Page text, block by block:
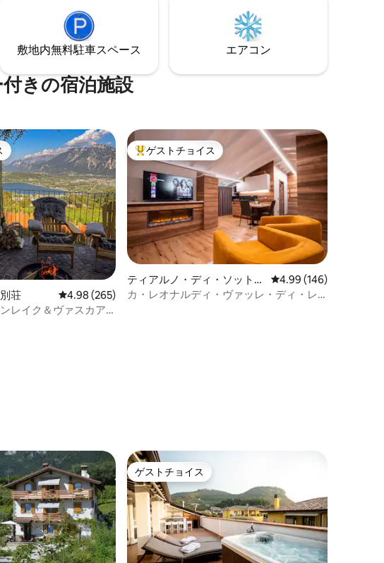
ペットOKです。屋根
能。ハイキング、自
夕日！
ています。広大なオープンスペースから
は素晴らしい山の景色が見渡せ、谷間の
風通しが非常に良いため、夏でも涼しい
気候です。
敷地内無料駐⁠車ス⁠ペ⁠ー⁠ス エアコン
きの宿泊施設
の平均評価
イスです。
荘 レビュー265件、5つ星中4.98つ星の平均評価
4.98 (265)
レイク＆ヴァスカア
大好評のゲストチョイスです。
ゲストチョイス
ティアルノ・ディ・ソットの
マンション・アパート
レビュー146件、5つ
4.99 (146)
カ・レオナルディ・ヴァッレ・ディ・レ
ゲストチョイス
ゲストチョイス